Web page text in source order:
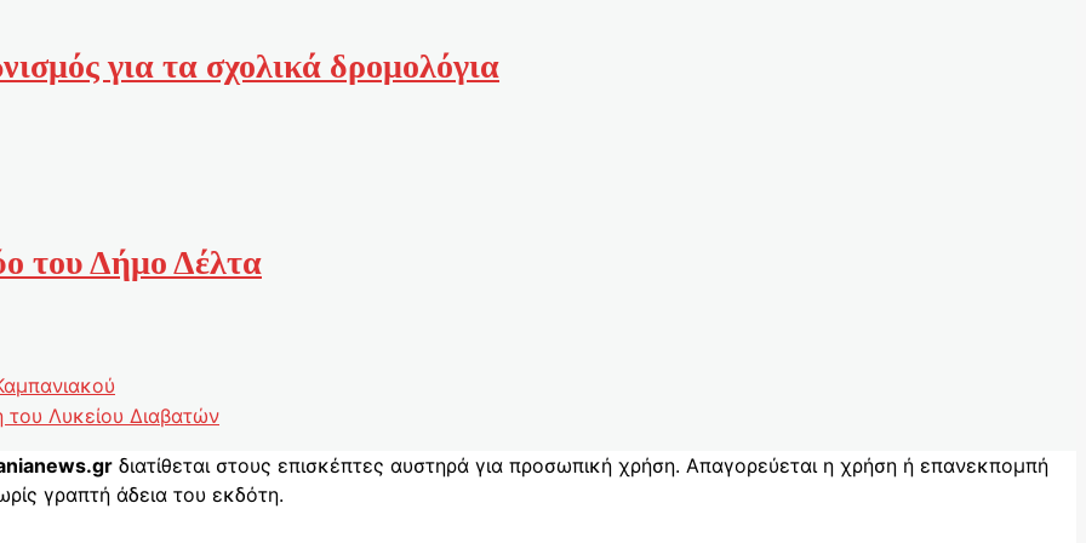
για τα σχολικά δρομολόγια
του Δήμο Δέλτα
Λυκείου Διαβατών
διατίθεται στους επισκέπτες αυστηρά για προσωπική χρήση. Απαγορεύεται η χρήση ή επανεκπομπή
γραπτή άδεια του εκδότη.